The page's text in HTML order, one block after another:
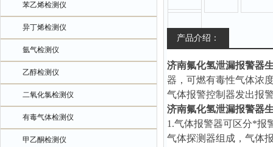
苯乙烯检测仪
异丁烯检测仪
氩气检测仪
乙醇检测仪
二氧化氯检测仪
有毒气体检测仪
甲乙酮检测仪
产品介绍：
济南氟化氢泄漏报警器
器，可燃有毒性气体浓
气体报警控制器发出报
济南氟化氢泄漏报警器
1.气体报警器可区分*报
气体探测器组成，气体